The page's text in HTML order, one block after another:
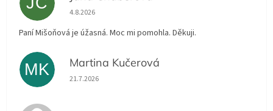
Hodnocení obchodu je 5 z 5 hvězdiček.
4.8.2026
Paní Mišoňová je úžasná. Moc mi pomohla. Děkuji.
MK Martina Kučerová
Hodnocení obchodu je 5 z 5 hvězdiček.
21.7.2026